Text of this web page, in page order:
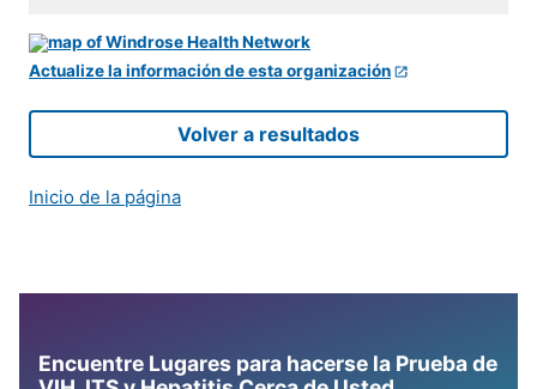
Actualize la información de esta organización
Volver a resultados
Inicio de la página
Encuentre Lugares para hacerse la Prueba de